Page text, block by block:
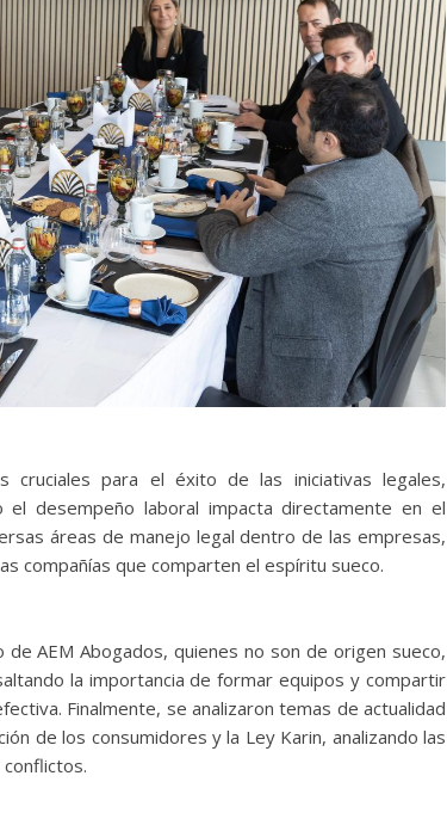
cruciales para el éxito de las iniciativas legales,
desempeño laboral impacta directamente en el
áreas de manejo legal dentro de las empresas,
compañías que comparten el espíritu sueco.
AEM Abogados, quienes no son de origen sueco,
la importancia de formar equipos y compartir
Finalmente, se analizaron temas de actualidad
de los consumidores y la Ley Karin, analizando las